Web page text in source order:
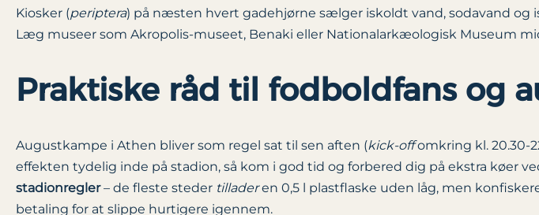
Kiosker (periptera) på næsten hvert gadehjørne sælger iskoldt vand, sodavand og
Læg museer som Akropolis-museet, Benaki eller Nationalarkæologisk Museum
Praktiske råd til fodboldfans og
Augustkampe i Athen bliver som regel sat til sen aften (kick-offomkring kl. 20.30-
effekten tydelig inde på stadion, så kom i god tid og forbered dig på ekstra køer
stadionregler– de fleste steder tilladeren 0,5 l plastflaske uden låg, men
betaling for at slippe hurtigere igennem.